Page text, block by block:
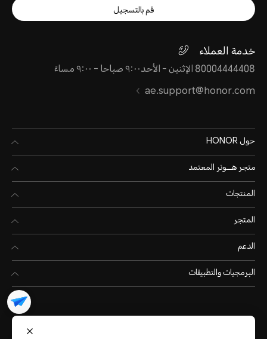
قم بالتسجيل
خدمة العملاء
80004444408 الإثنين - الأحد٩:٠٠ صباحا - ٩:٠٠ مساءً
ae.support@honor.com
حول HONOR
متجر هـــونر المعتمد
المنتجات
المتجر
الدعم
البرمجيات والتطبيقات